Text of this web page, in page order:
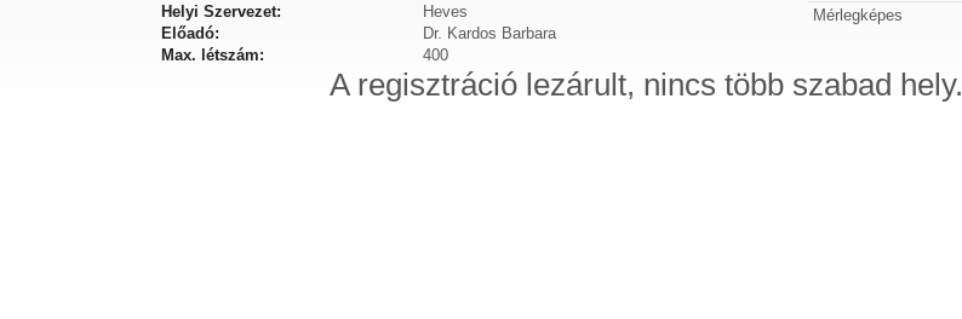
Helyi Szervezet:
Heves
Előadó:
Dr. Kardos Barbara
Max. létszám:
400
Mérlegképes
A regisztráció lezárult, nincs több szabad hely.